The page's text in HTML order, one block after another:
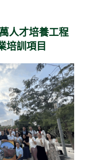
人才培養工程
培訓項目